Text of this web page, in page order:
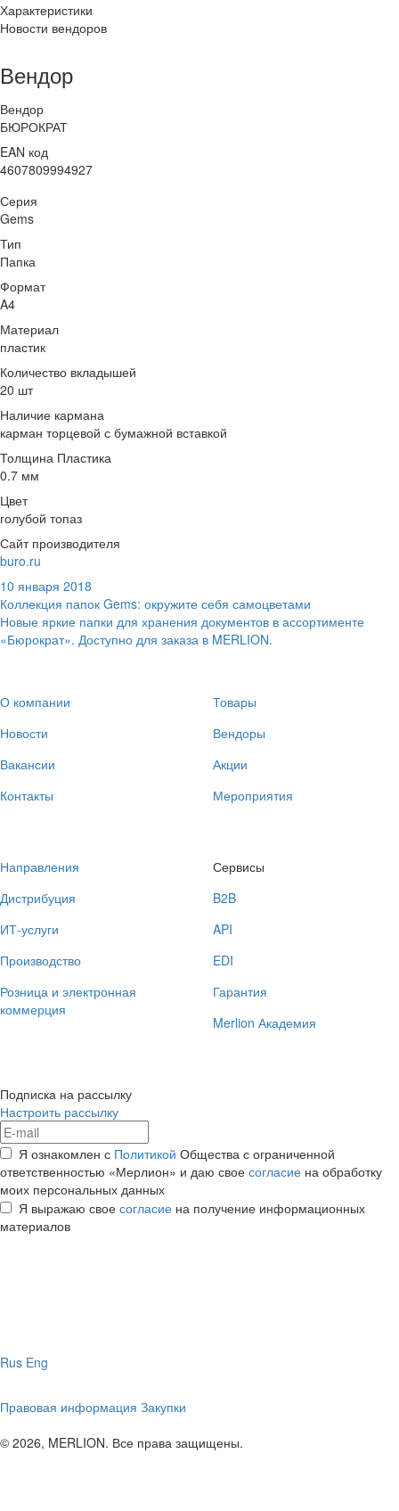
Характеристики
Новости вендоров
Вендор
Вендор
БЮРОКРАТ
EAN код
4607809994927
Серия
Gems
Тип
Папка
Формат
A4
Материал
пластик
Количество вкладышей
20 шт
Наличие кармана
карман торцевой с бумажной вставкой
Толщина Пластика
0.7 мм
Цвет
голубой топаз
Сайт производителя
buro.ru
10 января 2018
Коллекция папок Gems: окружите себя самоцветами
Новые яркие папки для хранения документов в ассортименте
«Бюрократ». Доступно для заказа в MERLION.
О компании
Новости
Вакансии
Контакты
Товары
Вендоры
Акции
Мероприятия
Направления
Дистрибуция
ИТ-услуги
Производство
Розница и электронная
коммерция
Сервисы
B2B
API
EDI
Гарантия
Merlion Академия
Подписка на рассылку
Настроить рассылку
Я ознакомлен с Политикой Общества с ограниченной
ответственностью «Мерлион» и даю свое согласие на обработку
моих персональных данных
Я выражаю свое согласие на получение информационных
материалов
Rus Eng
Правовая информация Закупки
© 2026, MERLION. Все права защищены.